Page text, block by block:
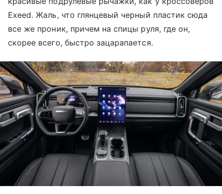
Exeed. Жаль, что глянцевый черный пластик сюда
все же проник, причем на спицы руля, где он,
скорее всего, быстро зацарапается.